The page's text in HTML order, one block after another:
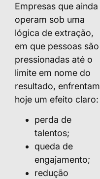
Empresas que ainda
operam sob uma
lógica de extração,
em que pessoas são
pressionadas até o
limite em nome do
resultado, enfrentam
hoje um efeito claro:
perda de
talentos;
queda de
engajamento;
redução